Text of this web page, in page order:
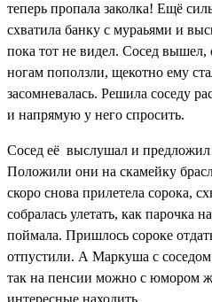
теперь пропала заколка! Ещё
схватила банку с мураьями и
пока тот не видел. Сосед вышел,
ногам поползли, щекотно ему
засомневалась. Решила соседу
и напрямую у него спросить.
Сосед её выслушал и
Положили они на скамейку
скоро снова прилетела сорока,
собралась улетать, как парочка
поймала. Пришлось сороке
отпустили. А Маркуша с
так на пенсии можно с юмором